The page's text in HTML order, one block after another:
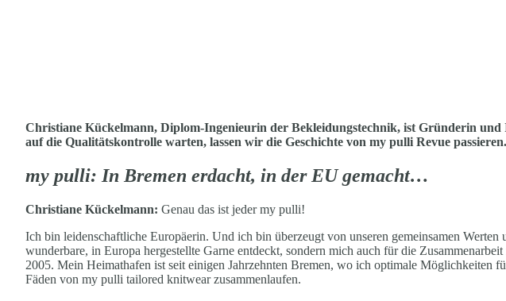
Christiane Kückelmann, Diplom-Ingenieurin der Bekleidungstechnik, ist Gründerin
auf die Qualitätskontrolle warten, lassen wir die Geschichte von my pulli Revue passieren.
my pulli: In Bremen erdacht, in der EU gemacht…
Christiane Kückelmann: Genau das ist jeder my pulli!
Ich bin leidenschaftliche Europäerin. Und ich bin überzeugt von unseren gemeinsamen
wunderbare, in Europa hergestellte Garne entdeckt, sondern mich auch für die
2005. Mein Heimathafen ist seit einigen Jahrzehnten Bremen, wo ich optimale Möglichkeiten
Fäden von my pulli tailored knitwear zusammenlaufen.